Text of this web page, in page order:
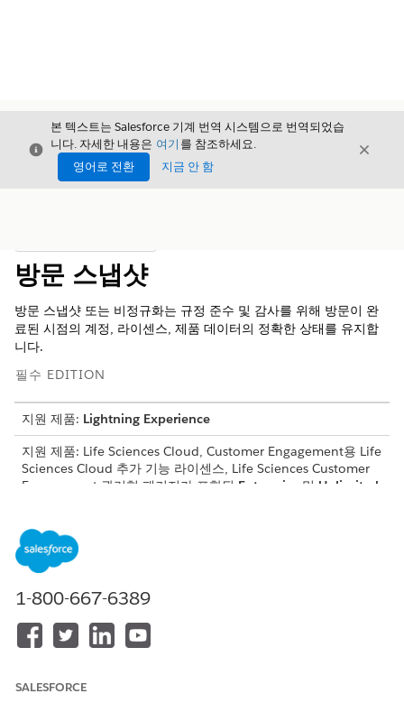
닫기
본 텍스트는 Salesforce 기계 번역 시스템으로 번역되었습
니다. 자세한 내용은 여기 를 참조하세요.
영어로 전환
지금 안 함
닫기
방문 스냅샷
방문 스냅샷 또는 비정규화는 규정 준수 및 감사를 위해 방문이 완
료된 시점의 계정, 라이센스, 제품 데이터의 정확한 상태를 유지합
니다.
필수 EDITION
지원 제품: Lightning Experience
지원 제품: Life Sciences Cloud, Customer Engagement용 Life
Sciences Cloud 추가 기능 라이센스, Life Sciences Customer
Engagement 관리형 패키지가 포함된 Enterprise 및 Unlimited
시스템은 관련 조회 레코드의 값을 자동으로 캡처하고
Visit개체 및 하위 개체의
스트로 저장합니다. 이 프로세스를 통해 소스 레코드가 나중에 변경
되는 경우에도 방문 레코드에 라이센스 상태 또는 제품 배치 번호와
1-800-667-6389
SALESFORCE